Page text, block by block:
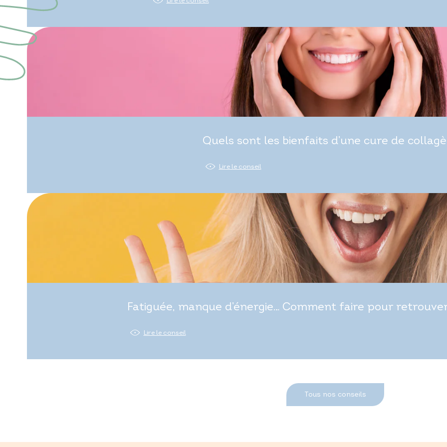
Quels sont les bienfaits d’une cure de
Lire le conseil
Fatiguée, manque d’énergie… Comment faire pour
Lire le conseil
Tous nos conseils